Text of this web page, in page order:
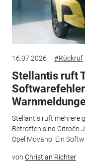
16.07.2026 #Rückruf
Stellantis ruft
Stellantis ruft mehrere
Betroffen sind Citroën
Opel Movano. Ein
von Christian Richter